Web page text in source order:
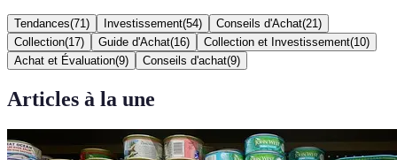
Tendances(71 ) Investissement(54) Conseils d'Achat(21 )
Collection(17) Guide d'Achat(16) Collection et Investissement(10)
Achat et Évaluation(9) Conseils d'achat(9)
Articles à la une